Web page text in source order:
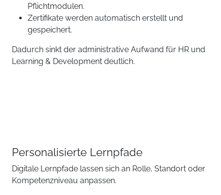
Pflichtmodulen.
Zertifikate werden automatisch erstellt und
gespeichert.
Dadurch sinkt der administrative Aufwand für HR und
Learning & Development deutlich.
Personalisierte Lernpfade
Digitale Lernpfade lassen sich an Rolle, Standort oder
Kompetenzniveau anpassen.